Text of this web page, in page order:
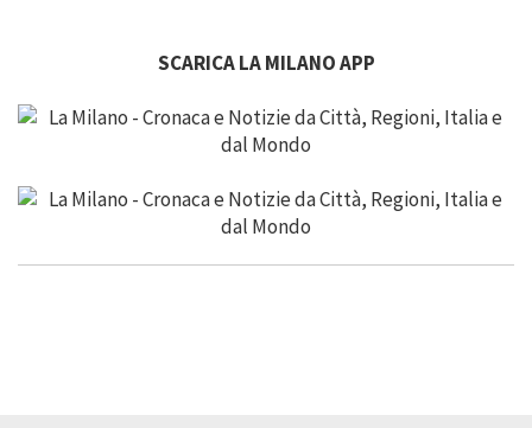
SCARICA LA MILANO APP